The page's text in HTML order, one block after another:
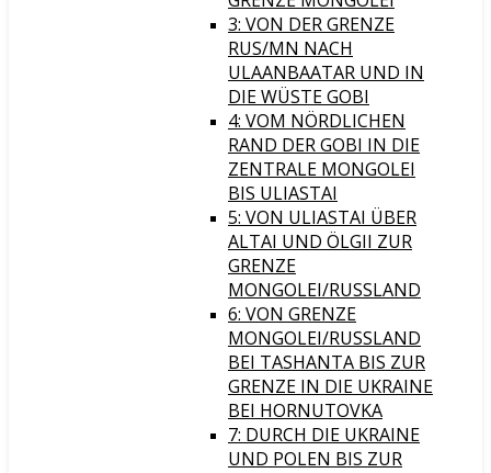
3: VON DER GRENZE
RUS/MN NACH
ULAANBAATAR UND IN
DIE WÜSTE GOBI
4: VOM NÖRDLICHEN
RAND DER GOBI IN DIE
ZENTRALE MONGOLEI
BIS ULIASTAI
5: VON ULIASTAI ÜBER
ALTAI UND ÖLGII ZUR
GRENZE
MONGOLEI/RUSSLAND
6: VON GRENZE
MONGOLEI/RUSSLAND
BEI TASHANTA BIS ZUR
GRENZE IN DIE UKRAINE
BEI HORNUTOVKA
7: DURCH DIE UKRAINE
UND POLEN BIS ZUR